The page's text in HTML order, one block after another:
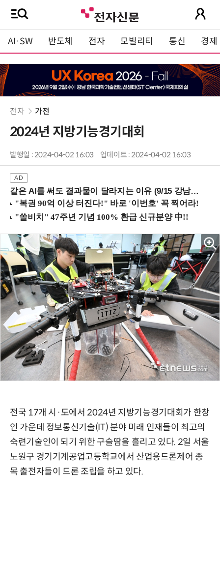
AI·SW 반도체 전자 모빌리티 통신 경제
전자 가전
2024년 지방기능경기대회
발행일 : 2024-04-02 16:03 업데이트 : 2024-04-02 16:03
같은 AI를 써도 결과물이 달라지는 이유 (9/15 강남역)
전국 17개 시·도에서 2024년 지방기능경기대회가 한창
인 가운데 정보통신기술(IT) 분야 미래 인재들이 최고의
숙련기술인이 되기 위한 구슬땀을 흘리고 있다. 2일 서울
노원구 경기기계공업고등학교에서 산업용드론제어 종
목 출전자들이 드론 조립을 하고 있다.